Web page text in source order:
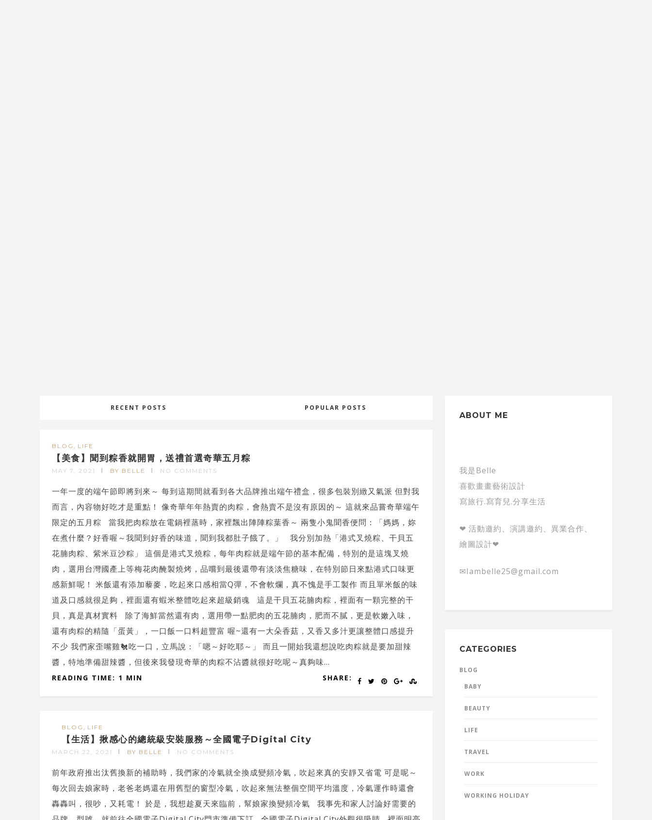
RECENT POSTS POPULAR POSTS
BLOG , LIFE
【美食】聞到粽香就開胃，送禮首選奇華五月粽
MAY 7, 2021 BY BELLE NO COMMENTS
一年一度的端午節即將到來～ 每到這期間就看到各大品牌推出端午禮盒，很多包裝別緻又氣派 但對我
而言，內容物好吃才是重點！ 像奇華年年熱賣的肉粽，會熱賣不是沒有原因的～ 這就來品嘗奇華端午
限定的五月粽 當我把肉粽放在電鍋裡蒸時，家裡飄出陣陣粽葉香～ 兩隻小鬼聞香便問：「媽媽，妳
在煮什麼？好香喔～我聞到好香的味道，聞到我都肚子餓了。」 我分別加熱「港式叉燒粽、干貝五
花腩肉粽、紫米豆沙粽」 這個是港式叉燒粽，每年肉粽就是端午節的基本配備，特別的是這塊叉燒
肉，選用台灣國產上等梅花肉醃製燒烤，品嚐到最後還帶有淡淡焦糖味，在特別節日來點港式口味更
感新鮮呢！ 米飯還有添加藜麥，吃起來口感相當Q彈，不會軟爛，真不愧是手工製作 而且單米飯的味
道及口感就很足夠，裡面還有蝦米整體吃起來超級銷魂 這是干貝五花腩肉粽，裡面有一顆完整的干
貝，真是真材實料 除了海鮮當然還有肉，選用帶一點肥肉的五花腩肉，肥而不膩，更是軟嫩入味，
還有肉粽的精隨「蛋黃」，一口飯一口料超豐富 喔~還有一大朵香菇，又香又多汁更讓整體口感提升
不少 我們家歪嘴雞🐔吃一口，立馬說：「嗯～好吃耶～」 而且一開始我還想說吃肉粽就是要加甜辣
醬，特地準備甜辣醬，但後來我發現奇華的肉粽不沾醬就很好吃呢～真夠味...
SHARE:
READING TIME: 1 MIN
BLOG , LIFE
【生活】揪感心的總統級安裝服務～全國電子Digital City
MARCH 22, 2021 BY BELLE NO COMMENTS
前年政府推出汰舊換新的補助時，我們家的冷氣就全換成變頻冷氣，吹起來真的安靜又省電 可是呢～
每次回去娘家時，老爸老媽還在用舊型的窗型冷氣，吹起來無法整個空間平均溫度，冷氣運作時還會
轟轟叫，很吵，又耗電！ 於是，我想趁夏天來臨前，幫娘家換變頻冷氣 我事先和家人討論好需要的
ABOUT ME
我是Belle
喜歡畫畫藝術設計
寫旅行.寫育兒.分享生活
❤ 活動邀約、演講邀約、異業合作、
繪圖設計❤
✉Iambelle25@gmail.com
CATEGORIES
BLOG
BABY
BEAUTY
LIFE
TRAVEL
WORK
WORKING HOLIDAY